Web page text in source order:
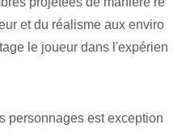
et du réalisme aux enviro
le joueur dans l'expérien
personnages est exception